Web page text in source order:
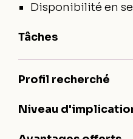
Disponibilité en
Tâches
Profil recherché
Niveau